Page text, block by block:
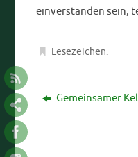
einverstanden sein,
Lesezeichen.
Gemeinsamer